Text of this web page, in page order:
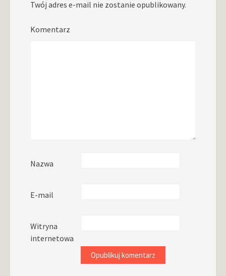
Twój adres e-mail nie zostanie opublikowany.
Komentarz
Nazwa
E-mail
Witryna
internetowa